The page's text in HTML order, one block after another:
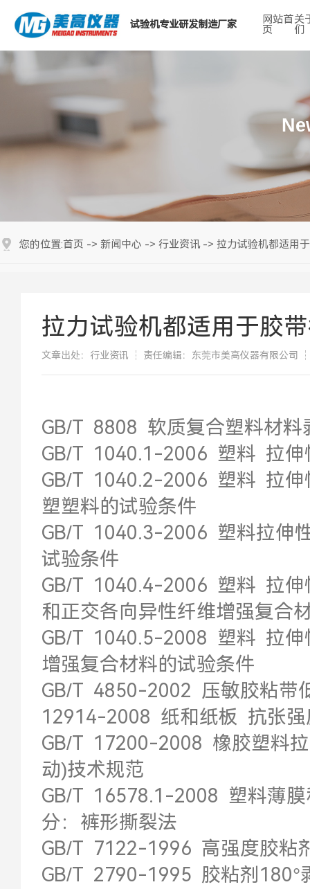
试验机专业研发制造厂家
网站首
页
关
们
您的位置:首页 -> 新闻中心 -> 行业资讯-> 拉力试验机都适用
拉力试验机都适用于胶
文章出处：行业资讯 责任编辑：东莞市美高仪器有限公司
GB/T 8808 软质复合塑料材
GB/T 1040.1-2006 塑料 拉
GB/T 1040.2-2006 塑料 拉伸
塑塑料的试验条件
GB/T 1040.3-2006 塑料拉伸
试验条件
GB/T 1040.4-2006 塑料 拉伸
和正交各向异性纤维增强复合
GB/T 1040.5-2008 塑料 拉伸
增强复合材料的试验条件
GB/T 4850-2002 压敏胶粘带
12914-2008 纸和纸板 抗张
GB/T 17200-2008 橡胶塑料
动)技术规范
GB/T 16578.1-2008 塑料薄
分：裤形撕裂法
GB/T 7122-1996 高强度胶粘
GB/T 2790-1995 胶粘剂180°